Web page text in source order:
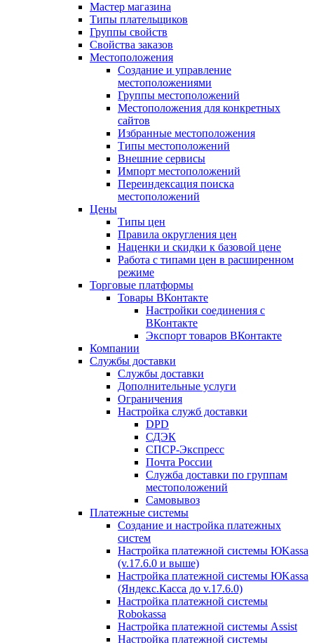
Мастер магазина
Типы плательщиков
Группы свойств
Свойства заказов
Местоположения
Создание и управление
местоположениями
Группы местоположений
Местоположения для конкретных
сайтов
Избранные местоположения
Типы местоположений
Внешние сервисы
Импорт местоположений
Переиндексация поиска
местоположений
Цены
Типы цен
Правила округления цен
Наценки и скидки к базовой цене
Работа с типами цен в расширенном
режиме
Торговые платформы
Товары ВКонтакте
Настройки соединения с
ВКонтакте
Экспорт товаров ВКонтакте
Компании
Службы доставки
Службы доставки
Дополнительные услуги
Ограничения
Настройка служб доставки
DPD
СДЭК
СПСР-Экспресс
Почта России
Служба доставки по группам
местоположений
Самовывоз
Платежные системы
Создание и настройка платежных
систем
Настройка платежной системы ЮKassa
(v.17.6.0 и выше)
Настройка платежной системы ЮKassa
(Яндекс.Касса до v.17.6.0)
Настройка платежной системы
Robokassa
Настройка платежной системы Assist
Настройка платежной системы